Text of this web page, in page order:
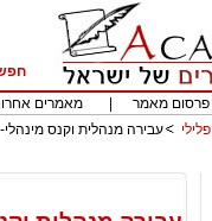
פרסום מאמר מאמרים
פלילי עבירה מנהלית וקנס